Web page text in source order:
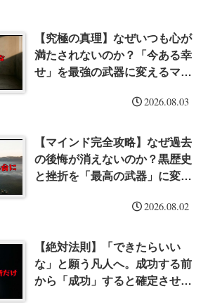
【究極の真理】なぜいつも心が
満たされないのか？「今ある幸
せ」を最強の武器に変えるマイ
2026.08.03
【マインド完全攻略】なぜ過去
の後悔が消えないのか？黒歴史
と挫折を「最高の武器」に変え
2026.08.02
【絶対法則】「できたらいい
な」と願う凡人へ。成功する前
から「成功」すると確定させる